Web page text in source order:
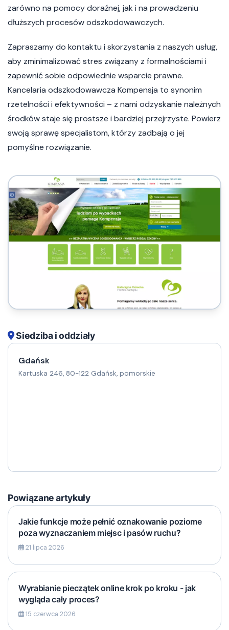
zarówno na pomocy doraźnej, jak i na prowadzeniu
dłuższych procesów odszkodowawczych.
Zapraszamy do kontaktu i skorzystania z naszych usług,
aby zminimalizować stres związany z formalnościami i
zapewnić sobie odpowiednie wsparcie prawne.
Kancelaria odszkodowawcza Kompensja to synonim
rzetelności i efektywności – z nami odzyskanie należnych
środków staje się prostsze i bardziej przejrzyste. Powierz
swoją sprawę specjalistom, którzy zadbają o jej
pomyślne rozwiązanie.
Siedziba i oddziały
Gdańsk
Kartuska 246, 80-122 Gdańsk, pomorskie
Powiązane artykuły
Jakie funkcje może pełnić oznakowanie poziome
poza wyznaczaniem miejsc i pasów ruchu?
21 lipca 2026
Wyrabianie pieczątek online krok po kroku - jak
wygląda cały proces?
15 czerwca 2026